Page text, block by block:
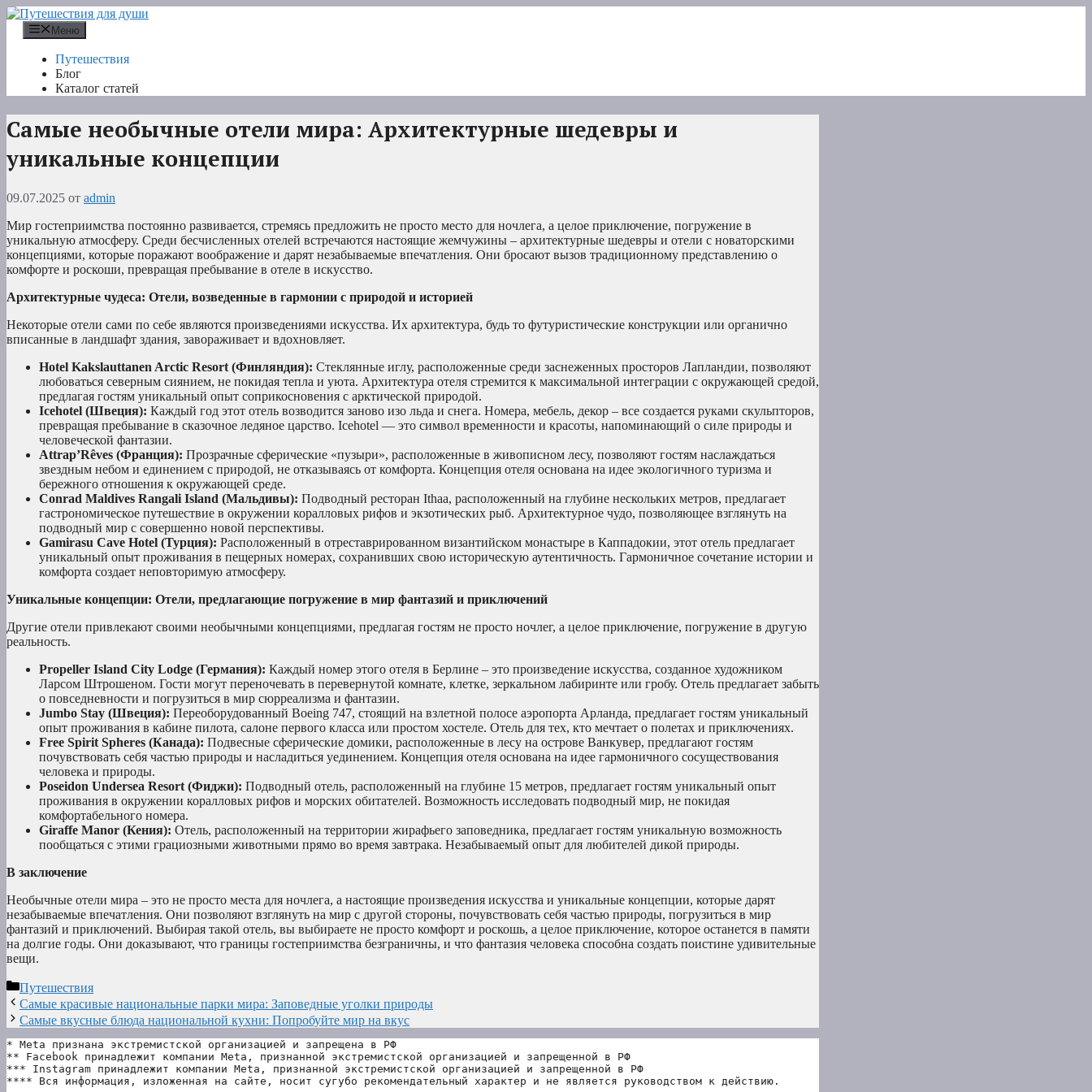
Перейти
содержимому
Меню
Путешествия
Блог
Каталог статей
Самые необычные отели мира: Архитектурные шедевры и
уникальные концепции
09.07.2025 от admin
Мир гостеприимства постоянно развивается, стремясь предложить не просто место для ночлега, а целое приключение, погружение в
уникальную атмосферу. Среди бесчисленных отелей встречаются настоящие жемчужины – архитектурные шедевры и отели с новаторскими
концепциями, которые поражают воображение и дарят незабываемые впечатления. Они бросают вызов традиционному представлению о
комфорте и роскоши, превращая пребывание в отеле в искусство.
Архитектурные чудеса: Отели, возведенные в гармонии с природой и историей
Некоторые отели сами по себе являются произведениями искусства. Их архитектура, будь то футуристические конструкции или органично
вписанные в ландшафт здания, завораживает и вдохновляет.
Hotel Kakslauttanen Arctic Resort (Финляндия): Стеклянные иглу, расположенные среди заснеженных просторов Лапландии, позволяют
любоваться северным сиянием, не покидая тепла и уюта. Архитектура отеля стремится к максимальной интеграции с окружающей средой,
предлагая гостям уникальный опыт соприкосновения с арктической природой.
Icehotel (Швеция): Каждый год этот отель возводится заново изо льда и снега. Номера, мебель, декор – все создается руками скульпторов,
превращая пребывание в сказочное ледяное царство. Icehotel — это символ временности и красоты, напоминающий о силе природы и
человеческой фантазии.
Attrap’Rêves (Франция): Прозрачные сферические «пузыри», расположенные в живописном лесу, позволяют гостям наслаждаться
звездным небом и единением с природой, не отказываясь от комфорта. Концепция отеля основана на идее экологичного туризма и
бережного отношения к окружающей среде.
Conrad Maldives Rangali Island (Мальдивы): Подводный ресторан Ithaa, расположенный на глубине нескольких метров, предлагает
гастрономическое путешествие в окружении коралловых рифов и экзотических рыб. Архитектурное чудо, позволяющее взглянуть на
подводный мир с совершенно новой перспективы.
Gamirasu Cave Hotel (Турция): Расположенный в отреставрированном византийском монастыре в Каппадокии, этот отель предлагает
уникальный опыт проживания в пещерных номерах, сохранивших свою историческую аутентичность. Гармоничное сочетание истории и
комфорта создает неповторимую атмосферу.
Уникальные концепции: Отели, предлагающие погружение в мир фантазий и приключений
Другие отели привлекают своими необычными концепциями, предлагая гостям не просто ночлег, а целое приключение, погружение в другую
реальность.
Propeller Island City Lodge (Германия): Каждый номер этого отеля в Берлине – это произведение искусства, созданное художником
Ларсом Штрошеном. Гости могут переночевать в перевернутой комнате, клетке, зеркальном лабиринте или гробу. Отель предлагает забыть
о повседневности и погрузиться в мир сюрреализма и фантазии.
Jumbo Stay (Швеция): Переоборудованный Boeing 747, стоящий на взлетной полосе аэропорта Арланда, предлагает гостям уникальный
опыт проживания в кабине пилота, салоне первого класса или простом хостеле. Отель для тех, кто мечтает о полетах и приключениях.
Free Spirit Spheres (Канада): Подвесные сферические домики, расположенные в лесу на острове Ванкувер, предлагают гостям
почувствовать себя частью природы и насладиться уединением. Концепция отеля основана на идее гармоничного сосуществования
человека и природы.
Poseidon Undersea Resort (Фиджи): Подводный отель, расположенный на глубине 15 метров, предлагает гостям уникальный опыт
проживания в окружении коралловых рифов и морских обитателей. Возможность исследовать подводный мир, не покидая
комфортабельного номера.
Giraffe Manor (Кения): Отель, расположенный на территории жирафьего заповедника, предлагает гостям уникальную возможность
пообщаться с этими грациозными животными прямо во время завтрака. Незабываемый опыт для любителей дикой природы.
В заключение
Необычные отели мира – это не просто места для ночлега, а настоящие произведения искусства и уникальные концепции, которые дарят
незабываемые впечатления. Они позволяют взглянуть на мир с другой стороны, почувствовать себя частью природы, погрузиться в мир
фантазий и приключений. Выбирая такой отель, вы выбираете не просто комфорт и роскошь, а целое приключение, которое останется в памяти
на долгие годы. Они доказывают, что границы гостеприимства безграничны, и что фантазия человека способна создать поистине удивительные
вещи.
Рубрики
Путешествия
Самые красивые национальные парки мира: Заповедные уголки природы
Самые вкусные блюда национальной кухни: Попробуйте мир на вкус
* Meta признана экстремистской организацией и запрещена в РФ
** Facebook принадлежит компании Meta, признанной экстремистской организацией и запрещенной в РФ
*** Instagram принадлежит компании Meta, признанной экстремистской организацией и запрещенной в РФ
**** Вся информация, изложенная на сайте, носит сугубо рекомендательный характер и не является руководством к действию.